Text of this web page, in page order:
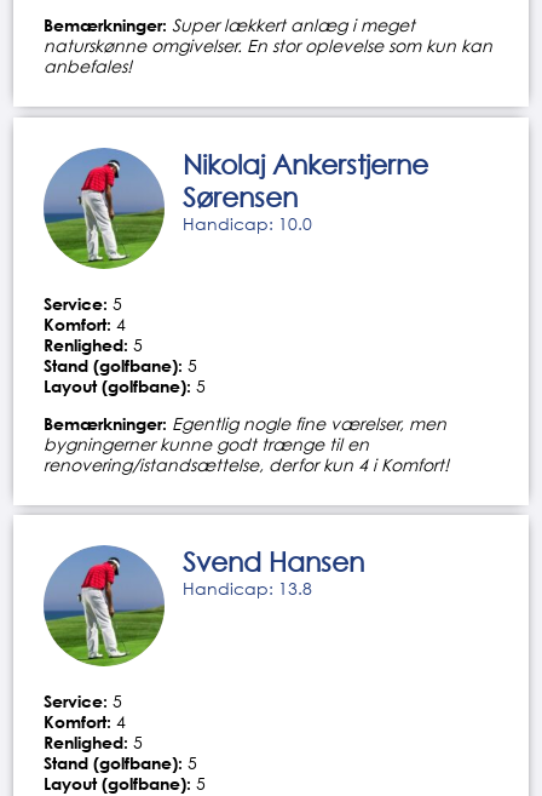
Bemærkninger: Super lækkert anlæg i meget
naturskønne omgivelser. En stor oplevelse som kun kan
anbefales!
Nikolaj Ankerstjerne
Sørensen
Handicap: 10.0
Service: 5
Komfort: 4
Renlighed: 5
Stand (golfbane): 5
Layout (golfbane): 5
Bemærkninger: Egentlig nogle fine værelser, men
bygningerner kunne godt trænge til en
renovering/istandsættelse, derfor kun 4 i Komfort!
Svend Hansen
Handicap: 13.8
Service: 5
Komfort: 4
Renlighed: 5
Stand (golfbane): 5
Layout (golfbane): 5